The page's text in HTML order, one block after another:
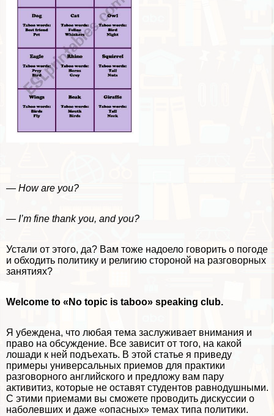
— How are you?
— I’m fine thank you, and you?
Устали от этого, да? Вам тоже надоело говорить о погоде
и обходить политику и религию стороной на разговорных
занятиях?
Welcome to «No topic is taboo» speaking club.
Я убеждена, что любая тема заслуживает внимания и
право на обсуждение. Все зависит от того, на какой
лошади к ней подъехать. В этой статье я приведу
примеры универсальных приемов для пpaктики
разговорного английского и предложу вам пару
активитиз, которые не оставят студентов равнодушными.
С этими приемами вы сможете проводить дискуссии о
наболевших и даже «опасных» темах типа политики.